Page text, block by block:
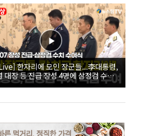
한자리에 모인 장군들...李대통령,
대장 등 진급 장성 4명에 삼정검 수치
여｜26.08.07 장성 진급·삼정검 수치